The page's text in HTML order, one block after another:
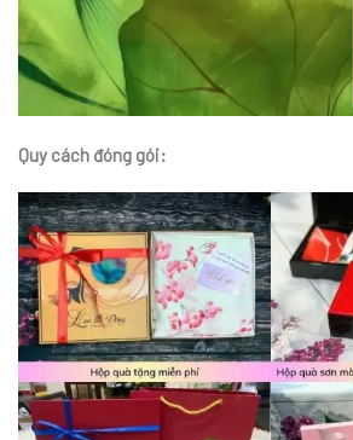
Quy cách đóng gói: